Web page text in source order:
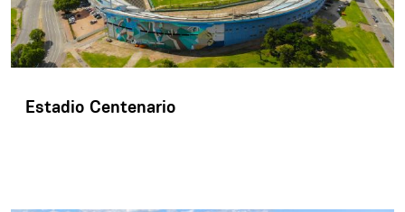
Estadio Centenario